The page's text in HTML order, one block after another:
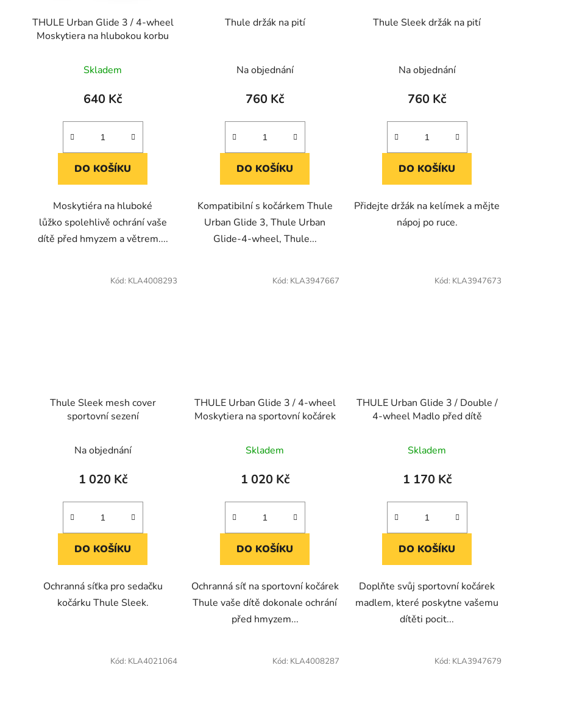
k
THULE Urban Glide 3 / 4-wheel
Moskytiera na hlubokou korbu
Skladem
640 Kč
DO KOŠÍKU
Moskytiéra na hluboké
lůžko spolehlivě ochrání vaše
dítě před hmyzem a větrem....
Thule držák na pití
Na objednání
760 Kč
DO KOŠÍKU
Kompatibilní s kočárkem Thule
Urban Glide 3, Thule Urban
Glide-4-wheel, Thule...
Thule Sleek držák na pití
Na objednání
760 Kč
DO KOŠÍKU
Přidejte držák na kelímek a mějte
nápoj po ruce.
Thule Sleek mesh cover
sportovní sezení
Na objednání
1 020 Kč
DO KOŠÍKU
Ochranná síťka pro sedačku
kočárku Thule Sleek.
Kód: KLA4008293
THULE Urban Glide 3 / 4-wheel
Moskytiera na sportovní kočárek
Skladem
1 020 Kč
DO KOŠÍKU
Ochranná síť na sportovní kočárek
Thule vaše dítě dokonale ochrání
před hmyzem...
Kód: KLA3947667
THULE Urban Glide 3 / Double /
4-wheel Madlo před dítě
Skladem
1 170 Kč
DO KOŠÍKU
Doplňte svůj sportovní kočárek
madlem, které poskytne vašemu
dítěti pocit...
Kód: KLA3947673
Kód: KLA4021064 Kód: KLA4008287 Kód: KLA3947679